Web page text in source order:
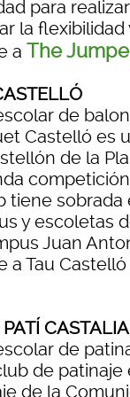
para
la
a The
de
Castelló es
de la
tiene
y escoletas
Juan
a Tau Castelló
CASTALIA
de
de patinaje
de la